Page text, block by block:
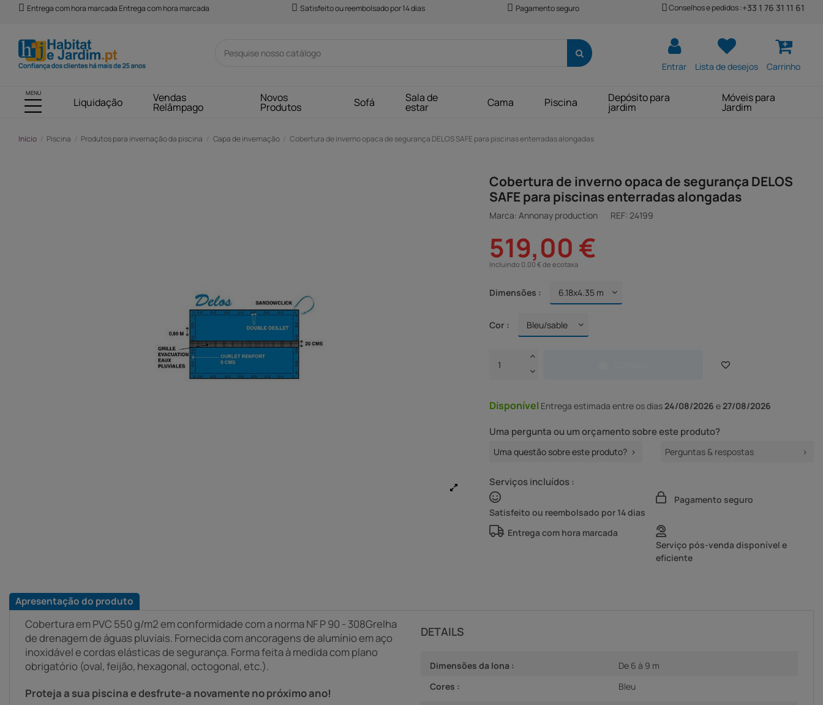
Entrega com hora marcada Entrega com hora marcada Satisfeito ou reembolsado por 14 dias Pagamento seguro Conselhos e pedidos :+33 1 76 31 11 61
Entrar Lista de desejos Carrinho
MENU
Liquidação Vendas
Relâmpago
Novos
Produtos Sofá Sala de
estar Cama Piscina Depósito para
jardim
Móveis para
Jardim
Início Piscina Produtos para invernação da piscina Capa de invernação Cobertura de inverno opaca de segurança DELOS SAFE para piscinas enterradas alongadas
Cobertura de inverno opaca de segurança DELOS
SAFE para piscinas enterradas alongadas
Marca: Annonay production REF: 24199
519,00 €
Incluindo 0,00 € de ecotaxa
Dimensões :
Cor :
Disponível Entrega estimada entre os dias24/08/2026 e27/08/2026
Uma pergunta ou um orçamento sobre este produto?
Uma questão sobre este produto? Perguntas & respostas
Serviços incluídos :
Satisfeito ou reembolsado por 14 dias
Pagamento seguro
Entrega com hora marcada
Serviço pós-venda disponível e
eficiente
Apresentação do produto
Cobertura em PVC 550 g/m2 em conformidade com a norma NF P 90 - 308Grelha
de drenagem de águas pluviais. Fornecida com ancoragens de alumínio em aço
inoxidável e cordas elásticas de segurança. Forma feita à medida com plano
obrigatório (oval, feijão, hexagonal, octogonal, etc.).
Proteja a sua piscina e desfrute-a novamente no próximo ano!
DETAILS
Dimensões da lona :
De 6 à 9 m
Cores :
Bleu